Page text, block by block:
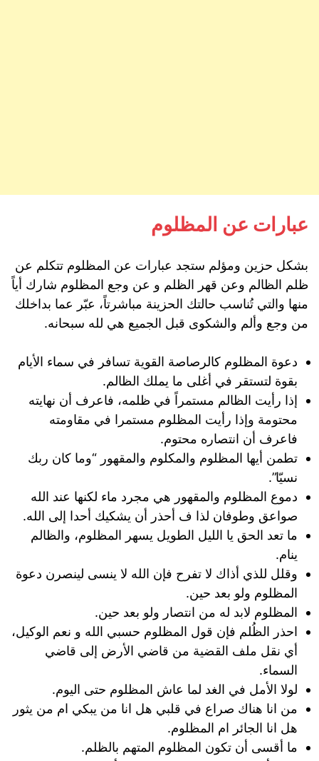
عبارات عن المظلوم
بشكل حزين ومؤلم ستجد عبارات عن المظلوم تتكلم عن
ظلم الظالم وعن قهر الظلم و عن وجع المظلوم شارك أياً
منها والتي تُناسب حالتك الحزينة مباشرتاً، عبّر عما بداخلك
من وجع وألم والشكوى قبل الجميع هي لله سبحانه.ㅤ
دعوة المظلوم كالرصاصة القوية تسافر في سماء الأيام
بقوة لتستقر في أغلى ما يملك الظالم.
إذا رأيت الظالم مستمراً في ظلمه، فاعرف أن نهايته
محتومة وإذا رأيت المظلوم مستمرا في مقاومته
فاعرف أن انتصاره محتوم.
تطمن أيها المظلوم والمكلوم والمقهور “وما كان ربك
نسيّا”.
دموع المظلوم والمقهور هي مجرد ماء لكنها عند الله
صواعق وطوفان لذا ف أحذر أن يشكيك أحدا إلى الله.
ما تعد الحق يا الليل الطويل يسهر المظلوم، والظالم
ينام.
وقلل للذي أذاك لا تفرح فإن الله لا ينسى لينصرن دعوة
المظلوم ولو بعد حين.
المظلوم لابد له من انتصار ولو بعد حين.
احذر الظُلم فإن قول المظلوم حسبي الله و نعم الوكيل،
أي نقل ملف القضية من قاضي الأرض إلى قاضي
السماء.
لولا الأمل في الغد لما عاش المظلوم حتى اليوم.
من انا هناك صراع في قلبي هل انا من يبكي ام من يثور
هل انا الجائر ام المظلوم.
ما أقسى أن تكون المظلوم المتهم بالظلم.